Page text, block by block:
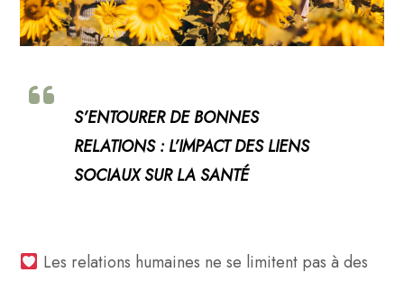
S’ENTOURER DE BONNES
RELATIONS : L’IMPACT DES LIENS
SOCIAUX SUR LA SANTÉ
Les relations humaines ne se limitent pas à des